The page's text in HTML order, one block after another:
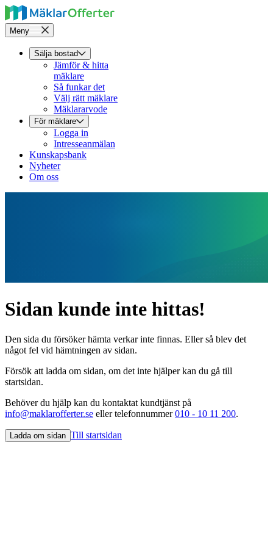
Meny
Sälja bostad
Jämför & hitta
mäklare
Så funkar det
Välj rätt mäklare
Mäklararvode
För mäklare
Logga in
Intresseanmälan
Kunskapsbank
Nyheter
Om oss
Sidan kunde inte hittas!
Den sida du försöker hämta verkar inte finnas. Eller så blev det
något fel vid hämtningen av sidan.
Försök att ladda om sidan, om det inte hjälper kan du gå till
startsidan.
Behöver du hjälp kan du kontaktat kundtjänst på
info@maklarofferter.se eller telefonnummer010 - 10 11 200.
Ladda om sidan Till startsidan